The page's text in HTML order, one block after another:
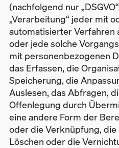
(nachfolgend nur
„Verarbeitung“ jeder mit
automatisierter Verfahren
oder jede solche
mit personenbezogenen
das Erfassen, die
Speicherung, die
Auslesen, das Abfragen,
Offenlegung durch
eine andere Form der
oder die Verknüpfung, die
Löschen oder die